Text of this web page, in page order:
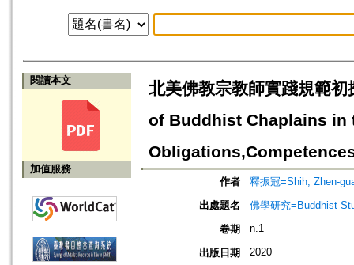
閱讀本文
加值服務
北美佛教宗教師實踐規範
of Buddhist Chaplains
作者
釋振冠=Shih, Zhen-
出處題名
佛學研究=Buddhist
卷期
n.1
出版日期 2020